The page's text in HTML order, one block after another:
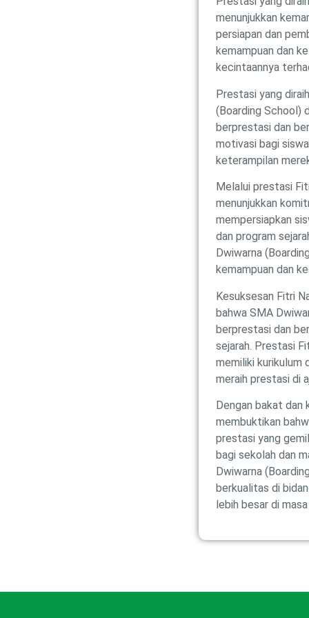
menunjukkan
persiapan dan
kemampuan dan
kecintaannya
Prestasi yang
(Boarding School)
berprestasi dan
motivasi bagi
keterampilan
Melalui prestasi
menunjukkan
mempersiapkan
dan program
Dwiwarna
kemampuan dan
Kesuksesan Fitri
bahwa SMA
berprestasi dan
sejarah. Prestasi
memiliki kurikulum
meraih prestasi di
Dengan bakat dan
membuktikan
prestasi yang
bagi sekolah dan
Dwiwarna
berkualitas di
lebih besar di